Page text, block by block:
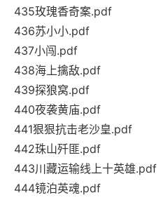
435玫瑰香奇案.pdf
436苏小小.pdf
437小闯.pdf
438海上擒敌.pdf
439探狼窝.pdf
440夜袭黄庙.pdf
441狠狠抗击老沙皇.pdf
442珠山歼匪.pdf
443川藏运输线上十英雄.pdf
444镜泊英魂.pdf